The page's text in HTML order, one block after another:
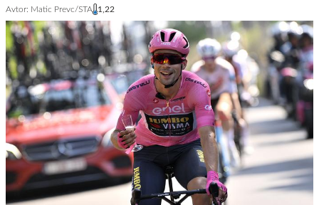
Avtor: Matic Prevc/STA 1,22